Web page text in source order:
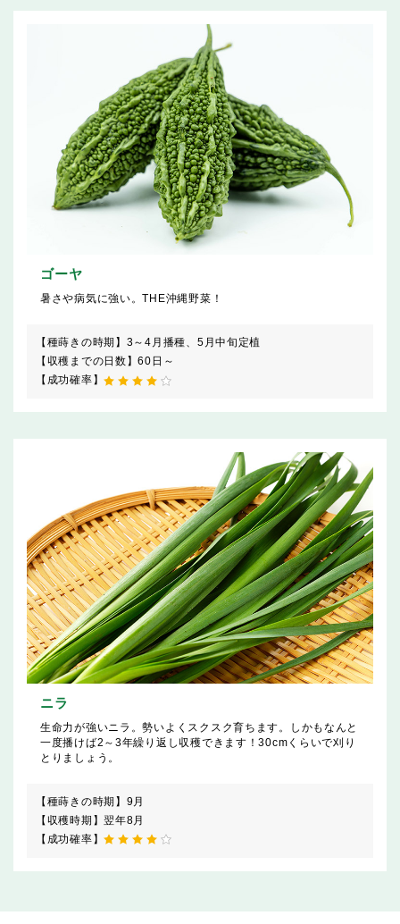
ゴーヤ
暑さや病気に強い。THE沖縄野菜！
【種蒔きの時期】 3～4月播種、5月中旬定植
【収穫までの日数】60日～
【成功確率】
ニラ
生命力が強いニラ。勢いよくスクスク育ちます。しかもなんと
一度播けば2～3年繰り返し収穫できます！30cmくらいで刈り
とりましょう。
【種蒔きの時期】 9月
【収穫時期】翌年8月
【成功確率】